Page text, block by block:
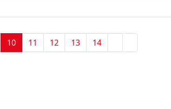
10 11 12 13 14